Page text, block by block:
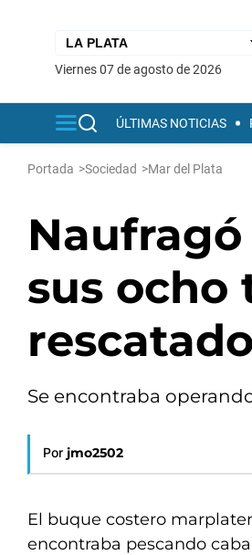
viernes 07 de agosto de 2026
ÚLTIMAS NOTICIAS
Portada >Sociedad >Mar del Plata
sus ocho
Se encontraba
Por jmo2502
El buque costero
encontraba pescando